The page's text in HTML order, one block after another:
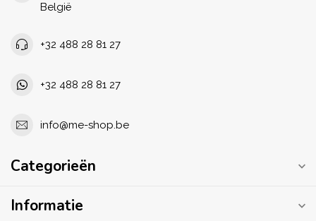
België
+32 488 28 81 27
+32 488 28 81 27
info@me-shop.be
Categorieën
Informatie